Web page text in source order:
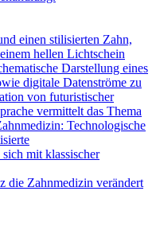
die Zahnmedizin verändert